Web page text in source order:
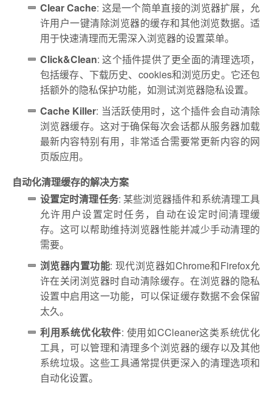
Clear Cache: 这是一个简单直接的浏览器扩展，允
许用户一键清除浏览器的缓存和其他浏览数据。适
用于快速清理而无需深入浏览器的设置菜单。
Click&Clean: 这个插件提供了更全面的清理选项，
包括缓存、下载历史、cookies和浏览历史。它还包
括额外的隐私保护功能，如测试浏览器隐私设置。
Cache Killer: 当活跃使用时，这个插件会自动清除
浏览器缓存。这对于确保每次会话都从服务器加载
最新内容特别有用，非常适合需要常更新内容的网
页版应用。
自动化清理缓存的解决方案
设置定时清理任务: 某些浏览器插件和系统清理工具
允许用户设置定时任务，自动在设定时间清理缓
存。这可以帮助维持浏览器性能并减少手动清理的
需要。
浏览器内置功能: 现代浏览器如Chrome和Firefox允
许在关闭浏览器时自动清除缓存。在浏览器的隐私
设置中启用这一功能，可以保证缓存数据不会保留
太久。
利用系统优化软件: 使用如CCleaner这类系统优化
工具，可以管理和清理多个浏览器的缓存以及其他
系统垃圾。这些工具通常提供更深入的清理选项和
自动化设置。